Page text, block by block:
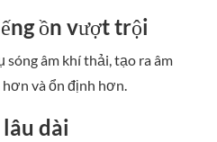
ồn vượt trội
âm khí thải, tạo ra âm
và ổn định hơn.
dài